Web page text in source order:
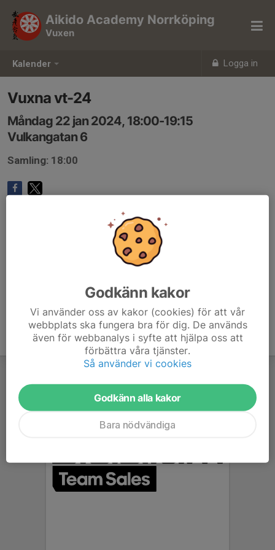
Kalender Logga in
Aikido Academy Norrköping
Vuxen
Vuxna vt-24
Måndag 22 jan 2024, 18:00-19:15
Vulkangatan 6
Samling: 18:00
Godkänn kakor
Vi använder oss av kakor (cookies) för att vår
webbplats ska fungera bra för dig. De används
även för webbanalys i syfte att hjälpa oss att
förbättra våra tjänster.
Så använder vi cookies
Godkänn alla kakor
Bara nödvändiga